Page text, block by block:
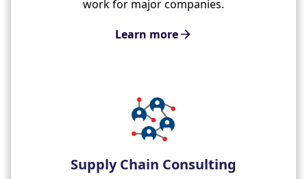
work for major companies.
Learn more
Supply Chain Consulting